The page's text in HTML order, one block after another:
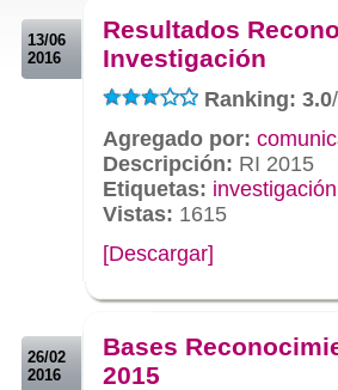
13/06
2016
Resultados
Investigación
Ranking: 3.0
Agregado por:
Descripción: RI 2015
Etiquetas: investigación
Vistas: 1615
[Descargar]
26/02
2016
Bases
2015